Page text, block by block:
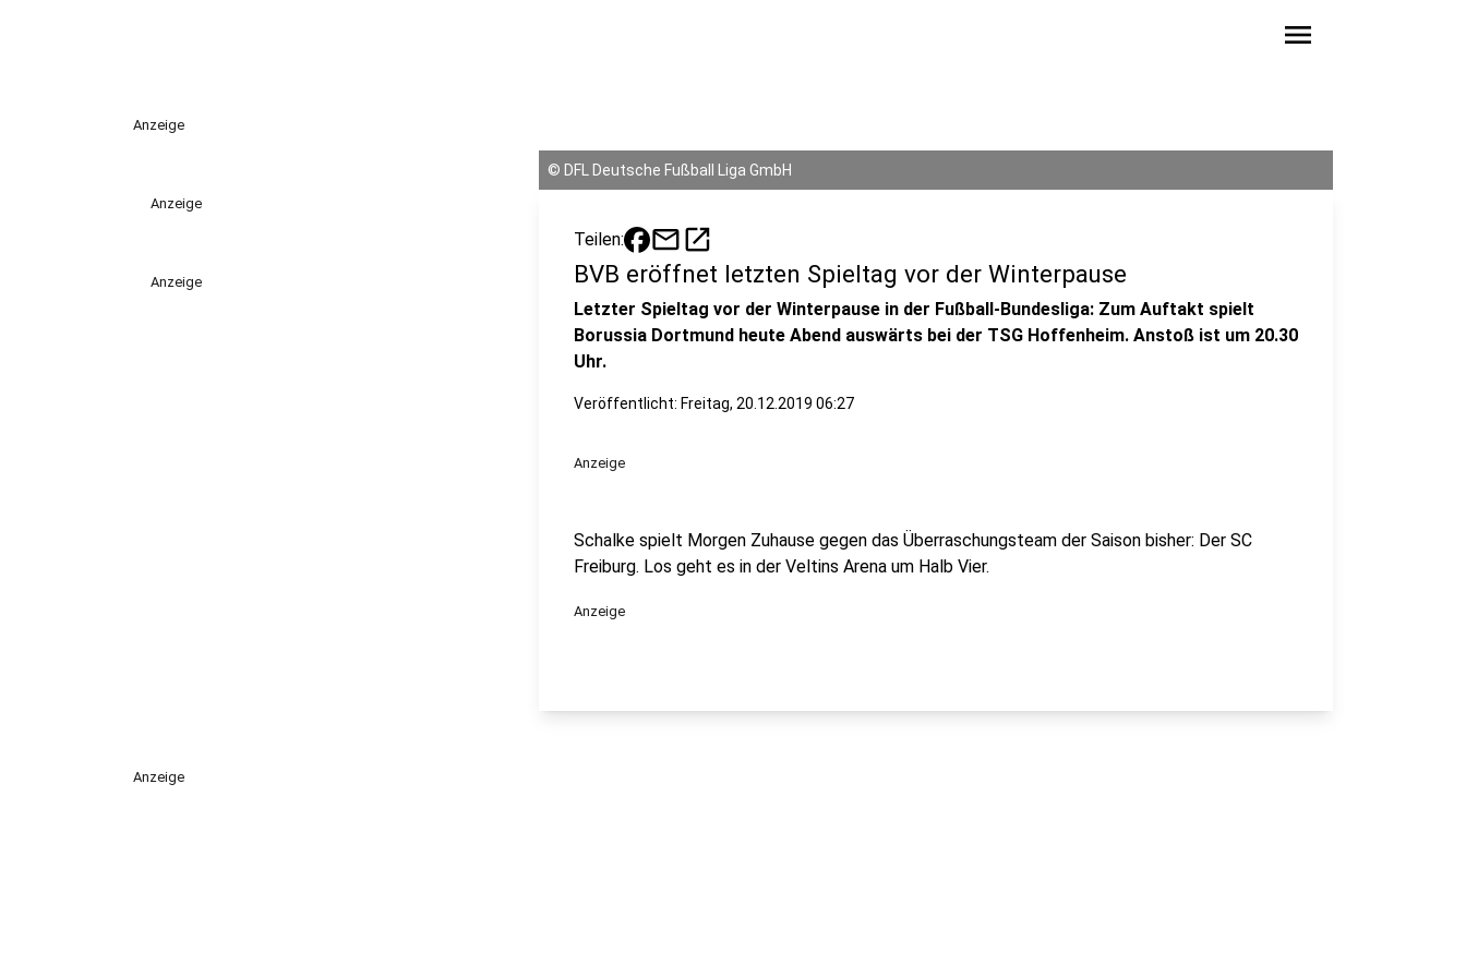
menu
Anzeige
Anzeige
Anzeige
© DFL Deutsche Fußball Liga GmbH
Teilen: mailopen_in_new
BVB eröffnet letzten Spieltag vor der Winterpause
Letzter Spieltag vor der Winterpause in der Fußball-Bundesliga: Zum Auftakt spielt
Borussia Dortmund heute Abend auswärts bei der TSG Hoffenheim. Anstoß ist um 20.30
Uhr.
Veröffentlicht: Freitag, 20.12.2019 06:27
Anzeige
Schalke spielt Morgen Zuhause gegen das Überraschungsteam der Saison bisher: Der SC
Freiburg. Los geht es in der Veltins Arena um Halb Vier.
Anzeige
Anzeige